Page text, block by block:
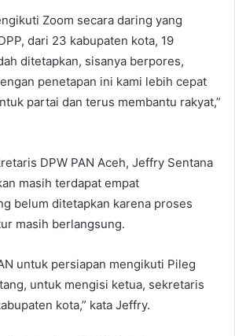
Zoom secara daring yang
dari 23 kabupaten kota, 19
ditetapkan, sisanya berpores,
penetapan ini kami lebih cepat
partai dan terus membantu rakyat,”
DPW PAN Aceh, Jeffry Sentana
masih terdapat empat
belum ditetapkan karena proses
masih berlangsung.
untuk persiapan mengikuti Pileg
untuk mengisi ketua, sekretaris
kota,” kata Jeffry.